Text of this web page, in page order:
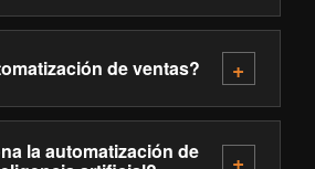
de ventas?
la automatización de